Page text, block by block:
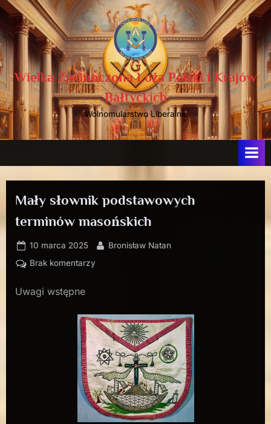
Skip
to
content
Wielka Zjednoczona Loża Polski i Krajów
Bałtyckich
Wolnomularstwo Liberalne
Mały słownik podstawowych
terminów masońskich
Posted
on
10 marca 2025 By
Bronisław Natan
Brak komentarzy
terminów
masońskich
Uwagi wstępne